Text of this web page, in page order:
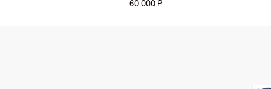
60 000 ₽